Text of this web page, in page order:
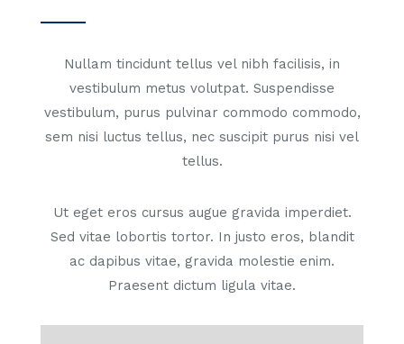
Nullam tincidunt tellus vel nibh facilisis, in
vestibulum metus volutpat. Suspendisse
vestibulum, purus pulvinar commodo commodo,
sem nisi luctus tellus, nec suscipit purus nisi vel
tellus.
Ut eget eros cursus augue gravida imperdiet.
Sed vitae lobortis tortor. In justo eros, blandit
ac dapibus vitae, gravida molestie enim.
Praesent dictum ligula vitae.